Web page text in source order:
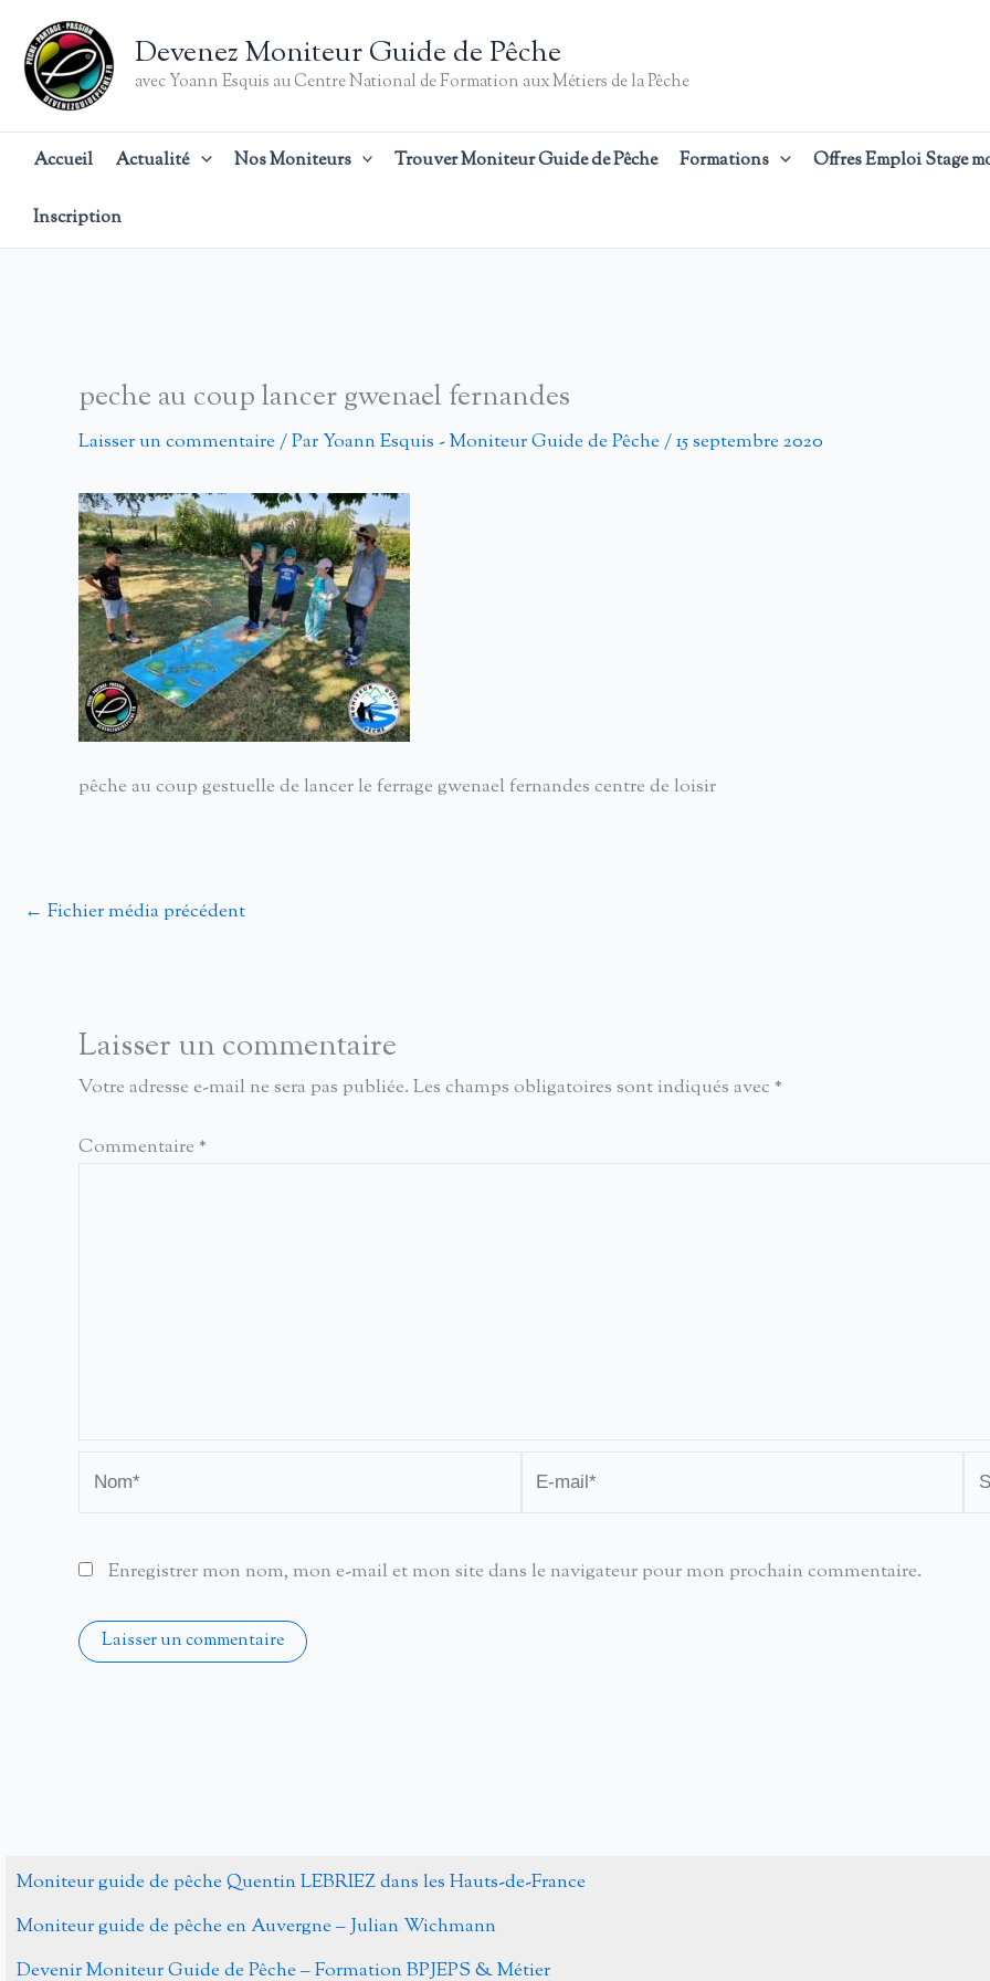
contenu
Devenez Moniteur Guide de Pêche
avec Yoann Esquis au Centre National de Formation aux Métiers de la Pêche
Accueil Actualité Nos Moniteurs Trouver Moniteur Guide de Pêche Formations Offres Emploi Stage
Inscription
peche au coup lancer gwenael fernandes
Laisser un commentaire/ ParYoann Esquis - Moniteur Guide de Pêche/15 septembre 2020
pêche au coup gestuelle de lancer le ferrage gwenael fernandes centre de loisir
← Fichier média précédent
Laisser un commentaire
Votre adresse e-mail ne sera pas publiée. Les champs obligatoires sont indiqués avec *
Commentaire *
mail*
Enregistrer mon nom, mon e-mail et mon site dans le navigateur pour mon prochain commentaire.
Moniteur guide de pêche Quentin LEBRIEZ dans les Hauts-de-France
Moniteur guide de pêche en Auvergne – Julian Wichmann
Devenir Moniteur Guide de Pêche – Formation BPJEPS & Métier